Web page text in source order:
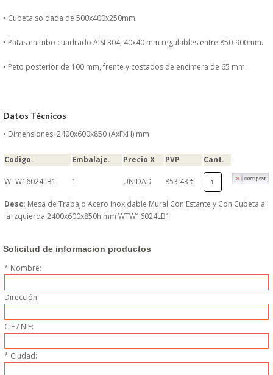
PRODUCTOS EN OFERTAS
ALMACEN Y TRANSPORTE
COMPLEMENTOS DE MESA
CRISTALERIA
PERSONAL
LIMPIEZA
• Cubeta soldada de 500x400x250mm.
• Patas en tubo cuadrado AISI 304, 40x40 mm regulables entre 850-900mm.
• Peto posterior de 100 mm, frente y costados de encimera de 65 mm
Datos Técnicos
• Dimensiones: 2400x600x850 (AxFxH) mm
Codigo. Embalaje. Precio X PVP Cant.
WTW16024LB1 1 UNIDAD 853,43 €
Desc: Mesa de Trabajo Acero Inoxidable Mural Con Estante y Con Cubeta a
la izquierda 2400x600x850h mm WTW16024LB1
Solicitud de informacion productos
* Nombre:
Dirección:
CIF / NIF:
* Ciudad: